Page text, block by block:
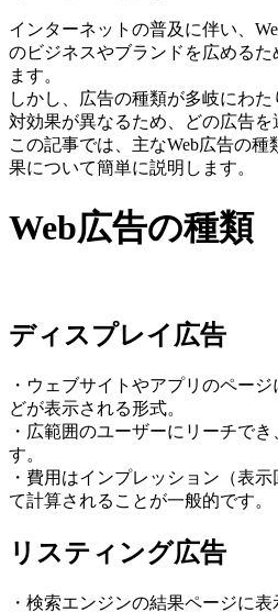
インターネットの普及に伴い、
のビジネスやブランドを広める
ます。
しかし、広告の種類が多岐にわ
対効果が異なるため、どの広告を
この記事では、主なWeb広告の
果について簡単に説明します。
Web広告の種類
ディスプレイ広告
・ウェブサイトやアプリのペー
どが表示される形式。
・広範囲のユーザーにリーチで
す。
・費用はインプレッション（表
て計算されることが一般的です。
リスティング広告
・検索エンジンの結果ページに表